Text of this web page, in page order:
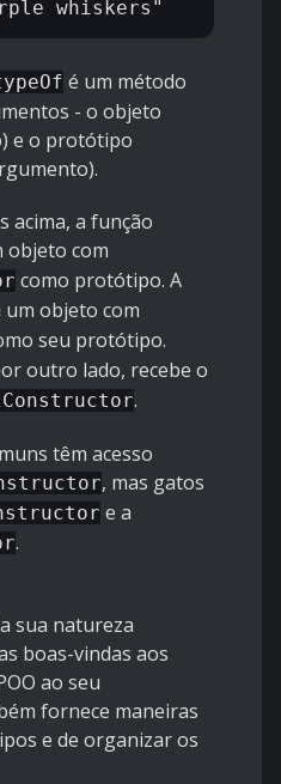
é um método
- o objeto
e o protótipo
acima, a função
objeto com
como protótipo. A
objeto com
seu protótipo.
outro lado, recebe o
.
têm acesso
, mas gatos
e a
.
sua natureza
boas-vindas aos
ao seu
fornece maneiras
e de organizar os